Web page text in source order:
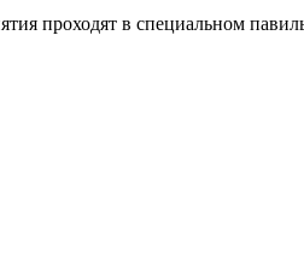
проходят в специальном